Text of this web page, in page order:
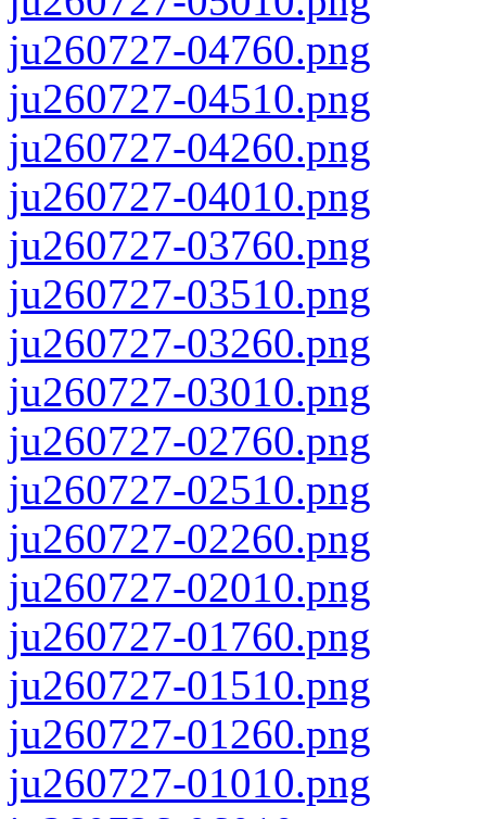
ju260727-04760.png
ju260727-04510.png
ju260727-04260.png
ju260727-04010.png
ju260727-03760.png
ju260727-03510.png
ju260727-03260.png
ju260727-03010.png
ju260727-02760.png
ju260727-02510.png
ju260727-02260.png
ju260727-02010.png
ju260727-01760.png
ju260727-01510.png
ju260727-01260.png
ju260727-01010.png